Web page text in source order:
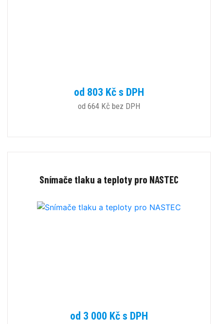
od 803 Kč s DPH
od 664 Kč bez DPH
Snímače tlaku a teploty pro NASTEC
od 3 000 Kč s DPH